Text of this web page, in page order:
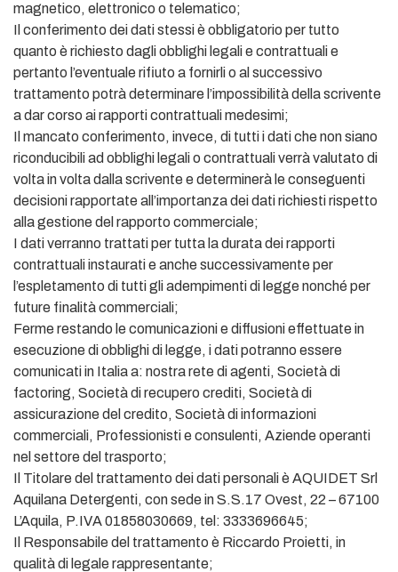
magnetico, elettronico o telematico;
Il conferimento dei dati stessi è obbligatorio per tutto
quanto è richiesto dagli obblighi legali e contrattuali e
pertanto l’eventuale rifiuto a fornirli o al successivo
trattamento potrà determinare l’impossibilità della scrivente
a dar corso ai rapporti contrattuali medesimi;
Il mancato conferimento, invece, di tutti i dati che non siano
riconducibili ad obblighi legali o contrattuali verrà valutato di
volta in volta dalla scrivente e determinerà le conseguenti
decisioni rapportate all’importanza dei dati richiesti rispetto
alla gestione del rapporto commerciale;
I dati verranno trattati per tutta la durata dei rapporti
contrattuali instaurati e anche successivamente per
l’espletamento di tutti gli adempimenti di legge nonché per
future finalità commerciali;
Ferme restando le comunicazioni e diffusioni effettuate in
esecuzione di obblighi di legge, i dati potranno essere
comunicati in Italia a: nostra rete di agenti, Società di
factoring, Società di recupero crediti, Società di
assicurazione del credito, Società di informazioni
commerciali, Professionisti e consulenti, Aziende operanti
nel settore del trasporto;
Il Titolare del trattamento dei dati personali è AQUIDET Srl
Aquilana Detergenti, con sede in S.S.17 Ovest, 22 – 67100
L’Aquila, P.IVA 01858030669, tel: 3333696645;
Il Responsabile del trattamento è Riccardo Proietti, in
qualità di legale rappresentante;